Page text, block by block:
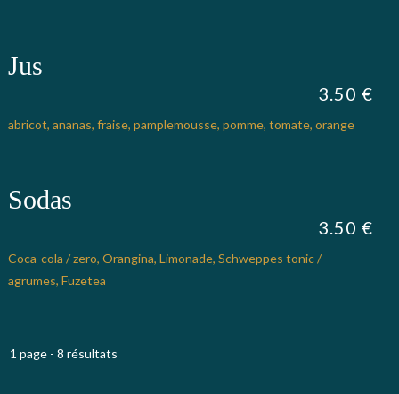
Jus
3.50 €
abricot, ananas, fraise, pamplemousse, pomme, tomate, orange
Sodas
3.50 €
Coca-cola / zero, Orangina, Limonade, Schweppes tonic /
agrumes, Fuzetea
1 page - 8 résultats